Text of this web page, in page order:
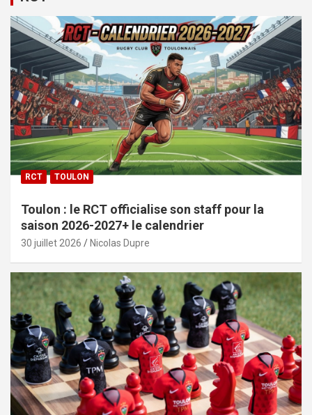
RCT TOULON
Toulon : le RCT officialise son staff pour la
saison 2026-2027+ le calendrier
30 juillet 2026 Nicolas Dupre